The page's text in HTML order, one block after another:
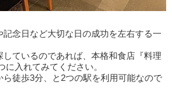
記念日など大切な日の成功を左右する一
しているのであれば、本格和食店『料理
に入れてみてください。
徒歩3分、と2つの駅を利用可能なので